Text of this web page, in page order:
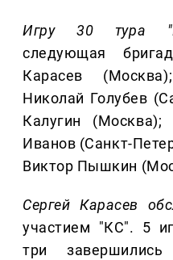
Игру 30 тура
следующая
Карасев
Николай Голубев
Калугин (Москва);
Иванов (Санкт-
Виктор Пышкин
Сергей Карасев
участием "КС". 5
три